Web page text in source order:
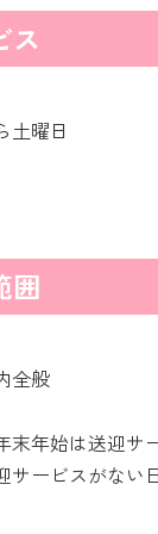
ス
土曜日
囲
全般
年始は送迎サ
ービスがない